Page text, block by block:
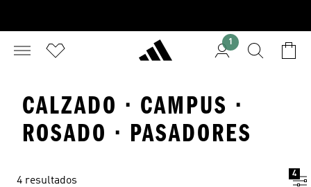
1
CALZADO · CAMPUS ·
ROSADO · PASADORES
4 resultados
4